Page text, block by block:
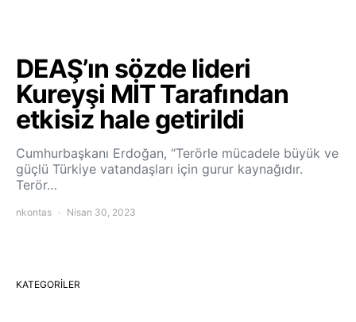
DEAŞ’ın sözde lideri
Kureyşi MİT Tarafından
etkisiz hale getirildi
Cumhurbaşkanı Erdoğan, “Terörle mücadele büyük ve
güçlü Türkiye vatandaşları için gurur kaynağıdır.
Terör…
nkontas Nisan 30, 2023
KATEGORILER